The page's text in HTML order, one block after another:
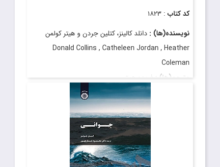
کد کتاب : ۱۸۲۳
نویسنده(ها) : دانلد کالینز، کتلین جردن و هیتر کولمن
Donald Collins , Catheleen Jordan , Heather
Coleman
مترجم(ها) :فریده همتی
: مهر ۱۴۰۳